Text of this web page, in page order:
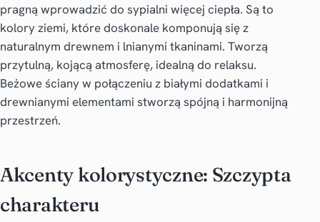
pragną wprowadzić do sypialni więcej ciepła. Są to
kolory ziemi, które doskonale komponują się z
naturalnym drewnem i lnianymi tkaninami. Tworzą
przytulną, kojącą atmosferę, idealną do relaksu.
Beżowe ściany w połączeniu z białymi dodatkami i
drewnianymi elementami stworzą spójną i harmonijną
przestrzeń.
Akcenty kolorystyczne: Szczypta
charakteru